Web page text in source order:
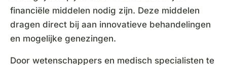
financiële middelen nodig zijn. Deze middelen
dragen direct bij aan innovatieve behandelingen
en mogelijke genezingen.
Door wetenschappers en medisch specialisten te